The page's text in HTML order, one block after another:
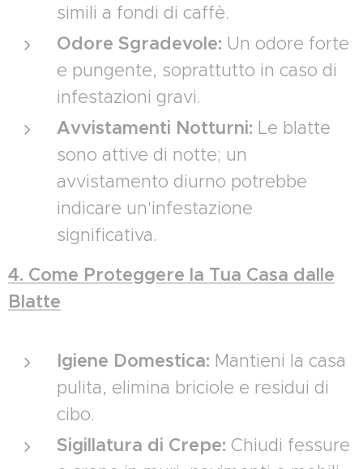
simili a fondi di caffè.
Odore Sgradevole: Un odore forte
e pungente, soprattutto in caso di
infestazioni gravi.
Avvistamenti Notturni: Le blatte
sono attive di notte; un
avvistamento diurno potrebbe
indicare un'infestazione
significativa.
4. Come Proteggere la Tua Casa dalle
Blatte
Igiene Domestica: Mantieni la casa
pulita, elimina briciole e residui di
cibo.
Sigillatura di Crepe: Chiudi fessure